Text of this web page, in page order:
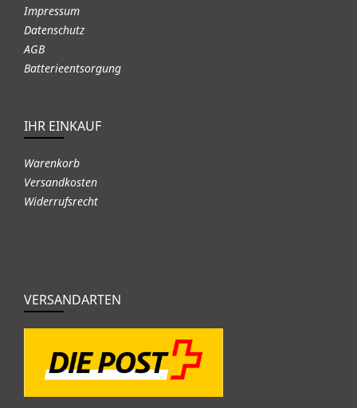
Impressum
Datenschutz
AGB
Batterieentsorgung
IHR EINKAUF
Warenkorb
Versandkosten
Widerrufsrecht
VERSANDARTEN